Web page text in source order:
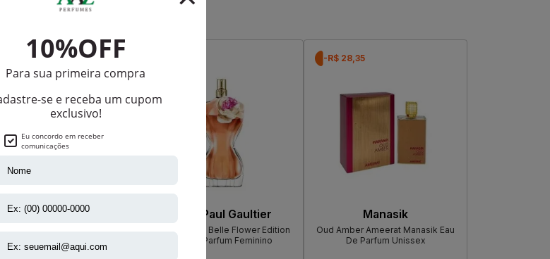
Que viu, viu também
-R$ 48,90
Sahari
Parfum Feminino
Jean Paul Gaultier
Jean Paul La Belle Flower Edition
Eau De Parfum Feminino
-R$ 28,35
Manasik
Oud Amber Ameerat Manasik Eau
De Parfum Unissex